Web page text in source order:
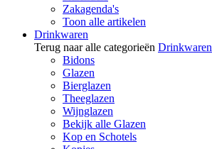
Zakagenda's
Toon alle artikelen
Drinkwaren
Terug naar alle categorieën Drinkwaren
Bidons
Glazen
Bierglazen
Theeglazen
Wijnglazen
Bekijk alle Glazen
Kop en Schotels